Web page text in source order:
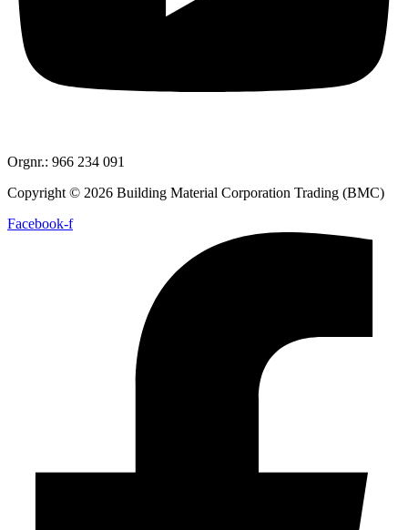
Orgnr.: 966 234 091
Copyright © 2026 Building Material Corporation Trading (BMC)
Facebook-f